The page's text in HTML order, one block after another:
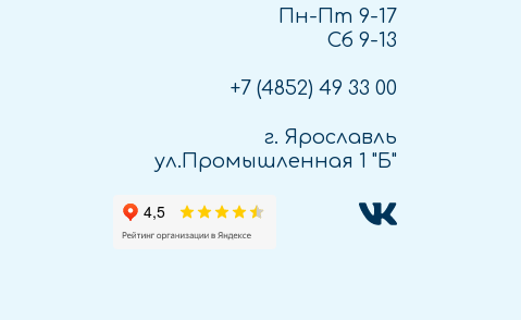
Пн-Пт 9-17
Сб 9-13
+7 (4852) 49 33 00
г. Ярославль
ул.Промышленная 1 "Б"